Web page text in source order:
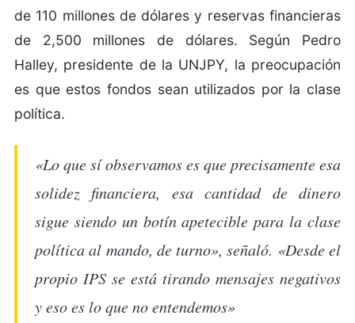
de 110 millones de dólares y reservas financieras
de 2,500 millones de dólares. Según Pedro
Halley, presidente de la UNJPY, la preocupación
es que estos fondos sean utilizados por la clase
política.
«Lo que sí observamos es que precisamente esa
solidez financiera, esa cantidad de dinero
sigue siendo un botín apetecible para la clase
política al mando, de turno», señaló. «Desde el
propio IPS se está tirando mensajes negativos
y eso es lo que no entendemos»